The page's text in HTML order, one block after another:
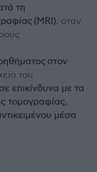
τη
(MRI), όταν
στον
του
επικίνδυνα με τα
τομογραφίας,
μέσα